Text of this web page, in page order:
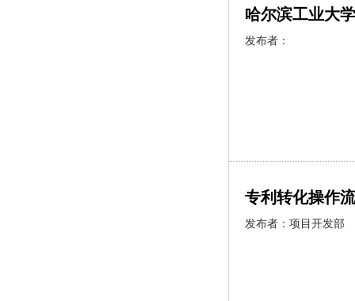
哈尔滨工业大
发布者：
专利转化操作
发布者： 项目开发部